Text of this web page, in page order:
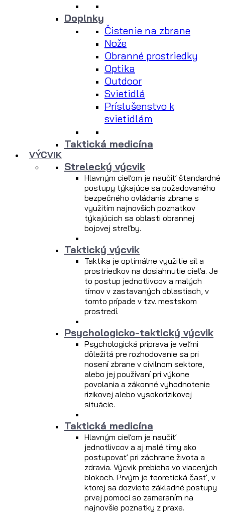
Doplnky
Čistenie na zbrane
Nože
Obranné prostriedky
Optika
Outdoor
Svietidlá
Príslušenstvo k
svietidlám
Taktická medicína
VÝCVIK
Strelecký výcvik
Hlavným cieľom je naučiť štandardné
postupy týkajúce sa požadovaného
bezpečného ovládania zbrane s
využitím najnovších poznatkov
týkajúcich sa oblasti obrannej
bojovej streľby.
Taktický výcvik
Taktika je optimálne využitie síl a
prostriedkov na dosiahnutie cieľa. Je
to postup jednotlivcov a malých
tímov v zastavaných oblastiach, v
tomto prípade v tzv. mestskom
prostredí.
Psychologicko-taktický výcvik
Psychologická príprava je veľmi
dôležitá pre rozhodovanie sa pri
nosení zbrane v civilnom sektore,
alebo jej používaní pri výkone
povolania a zákonné vyhodnotenie
rizikovej alebo vysokorizikovej
situácie.
Taktická medicína
Hlavným cieľom je naučiť
jednotlivcov a aj malé tímy ako
postupovať pri záchrane života a
zdravia. Výcvik prebieha vo viacerých
blokoch. Prvým je teoretická časť, v
ktorej sa dozviete základné postupy
prvej pomoci so zameraním na
najnovšie poznatky z praxe.